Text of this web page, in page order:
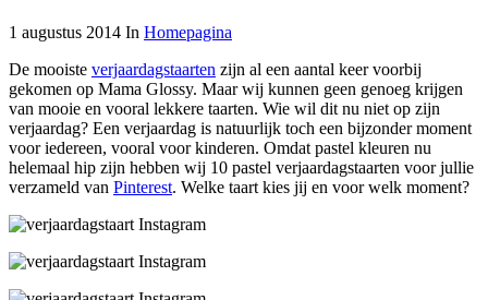
1 augustus 2014 In Homepagina
De mooiste verjaardagstaarten zijn al een aantal keer voorbij
gekomen op Mama Glossy. Maar wij kunnen geen genoeg krijgen
van mooie en vooral lekkere taarten. Wie wil dit nu niet op zijn
verjaardag? Een verjaardag is natuurlijk toch een bijzonder moment
voor iedereen, vooral voor kinderen. Omdat pastel kleuren nu
helemaal hip zijn hebben wij 10 pastel verjaardagstaarten voor jullie
verzameld van Pinterest. Welke taart kies jij en voor welk moment?